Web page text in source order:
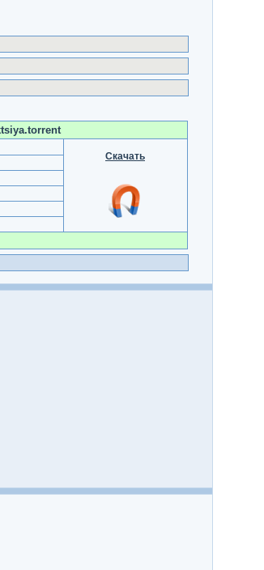
Скачать